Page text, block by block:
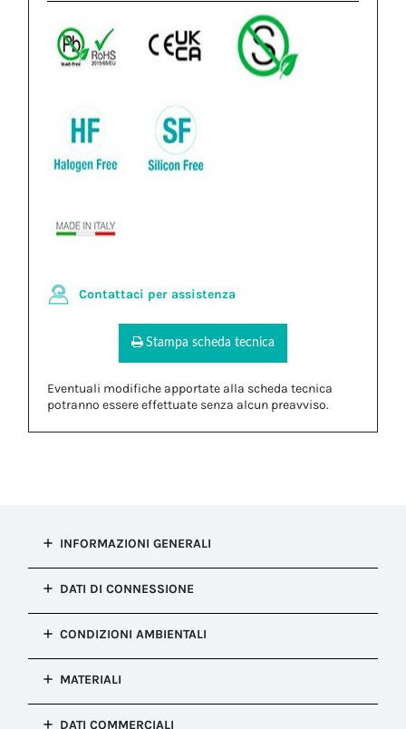
Contattaci per assistenza
Stampa scheda tecnica
Eventuali modifiche apportate alla scheda tecnica
potranno essere effettuate senza alcun preavviso.
INFORMAZIONI GENERALI
installazione
Accessori di fissaggio connettore
Configurazione
Colore
DATI DI CONNESSIONE
601000600 da ordinare separatamente
CONDIZIONI AMBIENTALI
corrosione
Salt mist test : EN60068-2-11:2000
MATERIALI
DATI COMMERCIALI